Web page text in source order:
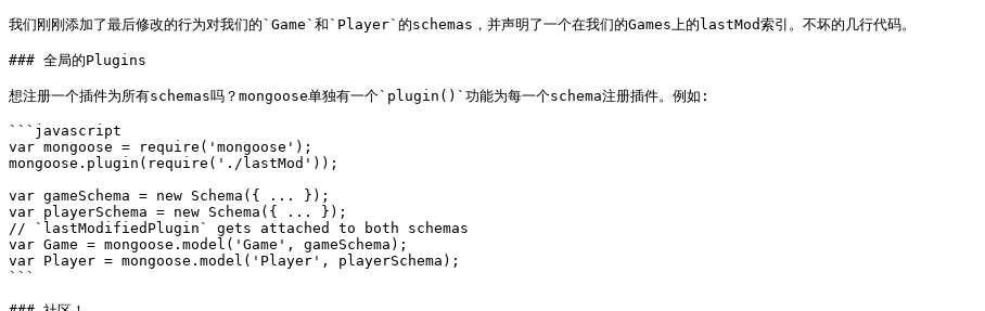
我们刚刚添加了最后修改的行为对我们的`Game`和`Player`的schemas，并声明了一个在我们的Games上的lastMod索引。不坏的几行代码。
### 全局的Plugins
想注册一个插件为所有schemas吗？mongoose单独有一个`plugin()`功能为每一个schema注册插件。例如:
```javascript
var mongoose = require('mongoose');
mongoose.plugin(require('./lastMod'));
var gameSchema = new Schema({ ... });
var playerSchema = new Schema({ ... });
// `lastModifiedPlugin` gets attached to both schemas
var Game = mongoose.model('Game', gameSchema);
var Player = mongoose.model('Player', playerSchema);
```